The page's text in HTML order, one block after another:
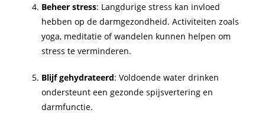
Beheer stress: Langdurige stress kan invloed
hebben op de darmgezondheid. Activiteiten zoals
yoga, meditatie of wandelen kunnen helpen om
stress te verminderen.
Blijf gehydrateerd: Voldoende water drinken
ondersteunt een gezonde spijsvertering en
darmfunctie.